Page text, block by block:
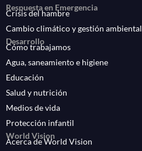
Respuesta en Emergencia
Crisis del hambre
Cambio climático y gestión ambiental
Desarrollo
Cómo trabajamos
Agua, saneamiento e higiene
Educación
Salud y nutrición
Medios de vida
Protección infantil
World Vision
Acerca de World Vision